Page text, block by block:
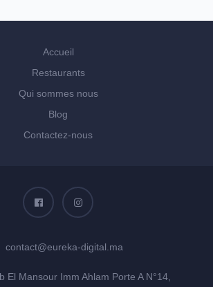
Accueil
Restaurants
Qui sommes nous
Blog
Contactez-nous
contact@eureka-digital.ma
El Mansour Imm Ahlam Porte A N°14,